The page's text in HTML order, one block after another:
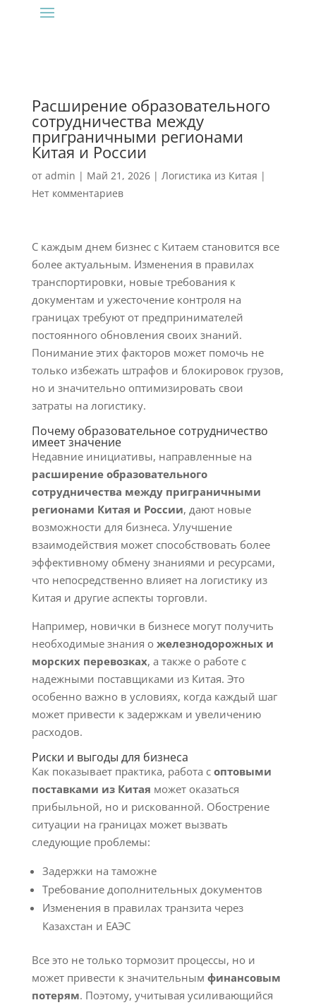
Расширение образовательного
сотрудничества между
приграничными регионами
Китая и России
от admin | Май 21, 2026| Логистика из Китая |
Нет комментариев
С каждым днем бизнес с Китаем становится все
более актуальным. Изменения в правилах
транспортировки, новые требования к
документам и ужесточение контроля на
границах требуют от предпринимателей
постоянного обновления своих знаний.
Понимание этих факторов может помочь не
только избежать штрафов и блокировок грузов,
но и значительно оптимизировать свои
затраты на логистику.
Почему образовательное сотрудничество
имеет значение
Недавние инициативы, направленные на
расширение образовательного
сотрудничества между приграничными
регионами Китая и России, дают новые
возможности для бизнеса. Улучшение
взаимодействия может способствовать более
эффективному обмену знаниями и ресурсами,
что непосредственно влияет на логистику из
Китая и другие аспекты торговли.
Например, новички в бизнесе могут получить
необходимые знания о железнодорожных и
морских перевозках, а также о работе с
надежными поставщиками из Китая. Это
особенно важно в условиях, когда каждый шаг
может привести к задержкам и увеличению
расходов.
Риски и выгоды для бизнеса
Как показывает практика, работа с оптовыми
поставками из Китая может оказаться
прибыльной, но и рискованной. Обострение
ситуации на границах может вызвать
следующие проблемы:
Задержки на таможне
Требование дополнительных документов
Изменения в правилах транзита через
Казахстан и ЕАЭС
Все это не только тормозит процессы, но и
может привести к значительным финансовым
потерям. Поэтому, учитывая усиливающийся